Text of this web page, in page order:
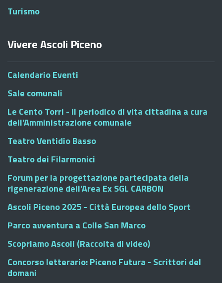
Turismo
Vivere Ascoli Piceno
Calendario Eventi
Sale comunali
Le Cento Torri - Il periodico di vita cittadina a cura
dell'Amministrazione comunale
Teatro Ventidio Basso
Teatro dei Filarmonici
Forum per la progettazione partecipata della
rigenerazione dell'Area Ex SGL CARBON
Ascoli Piceno 2025 - Città Europea dello Sport
Parco avventura a Colle San Marco
Scopriamo Ascoli (Raccolta di video)
Concorso letterario: Piceno Futura - Scrittori del
domani